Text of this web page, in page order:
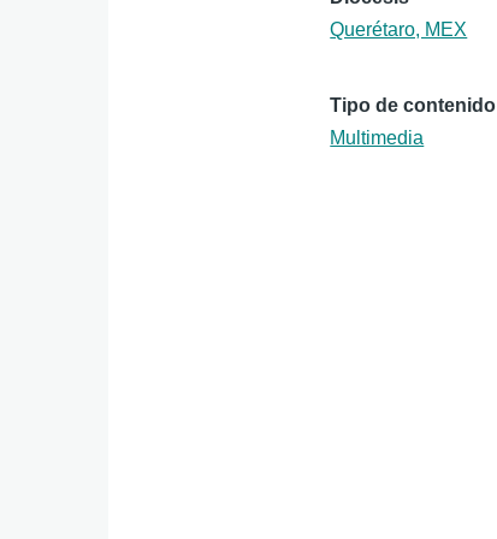
Querétaro, MEX
Tipo de contenido
Multimedia